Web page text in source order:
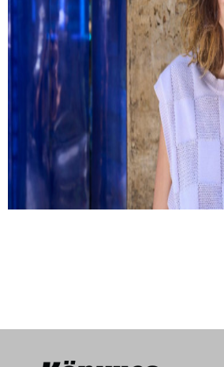
Kemény Zsófi: Most
megbántam
Hogyan lehet tudatosan
peregnek le az ember fejében
Interjú Kemény